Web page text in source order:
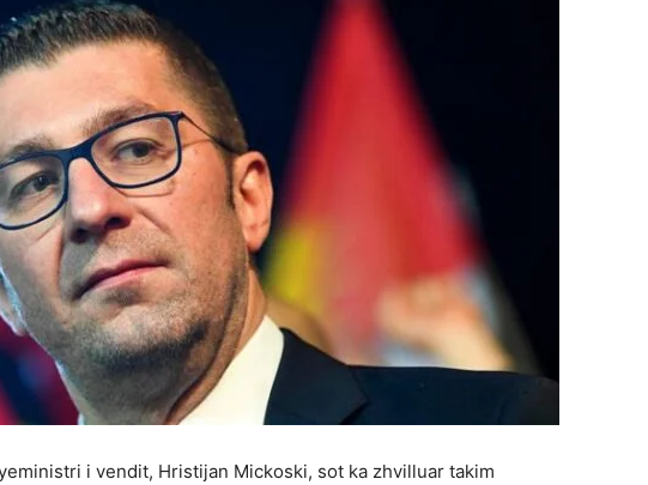
i vendit, Hristijan Mickoski, sot ka zhvilluar takim